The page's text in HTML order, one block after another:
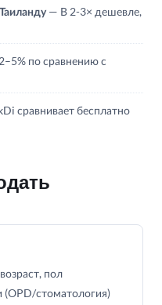
— В 2-3× дешевле,
по сравнению с
сравнивает бесплатно
пол
стоматология)